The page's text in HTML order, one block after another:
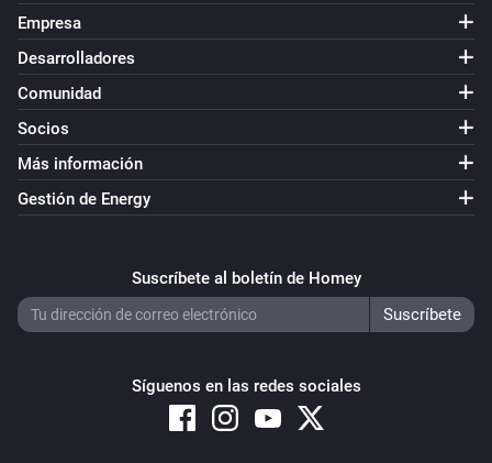
Empresa
Desarrolladores
Comunidad
Socios
Más información
Gestión de Energy
Suscríbete al boletín de Homey
Síguenos en las redes sociales